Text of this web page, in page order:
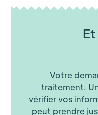
Votre
traitement.
vérifier vos
peut prendre